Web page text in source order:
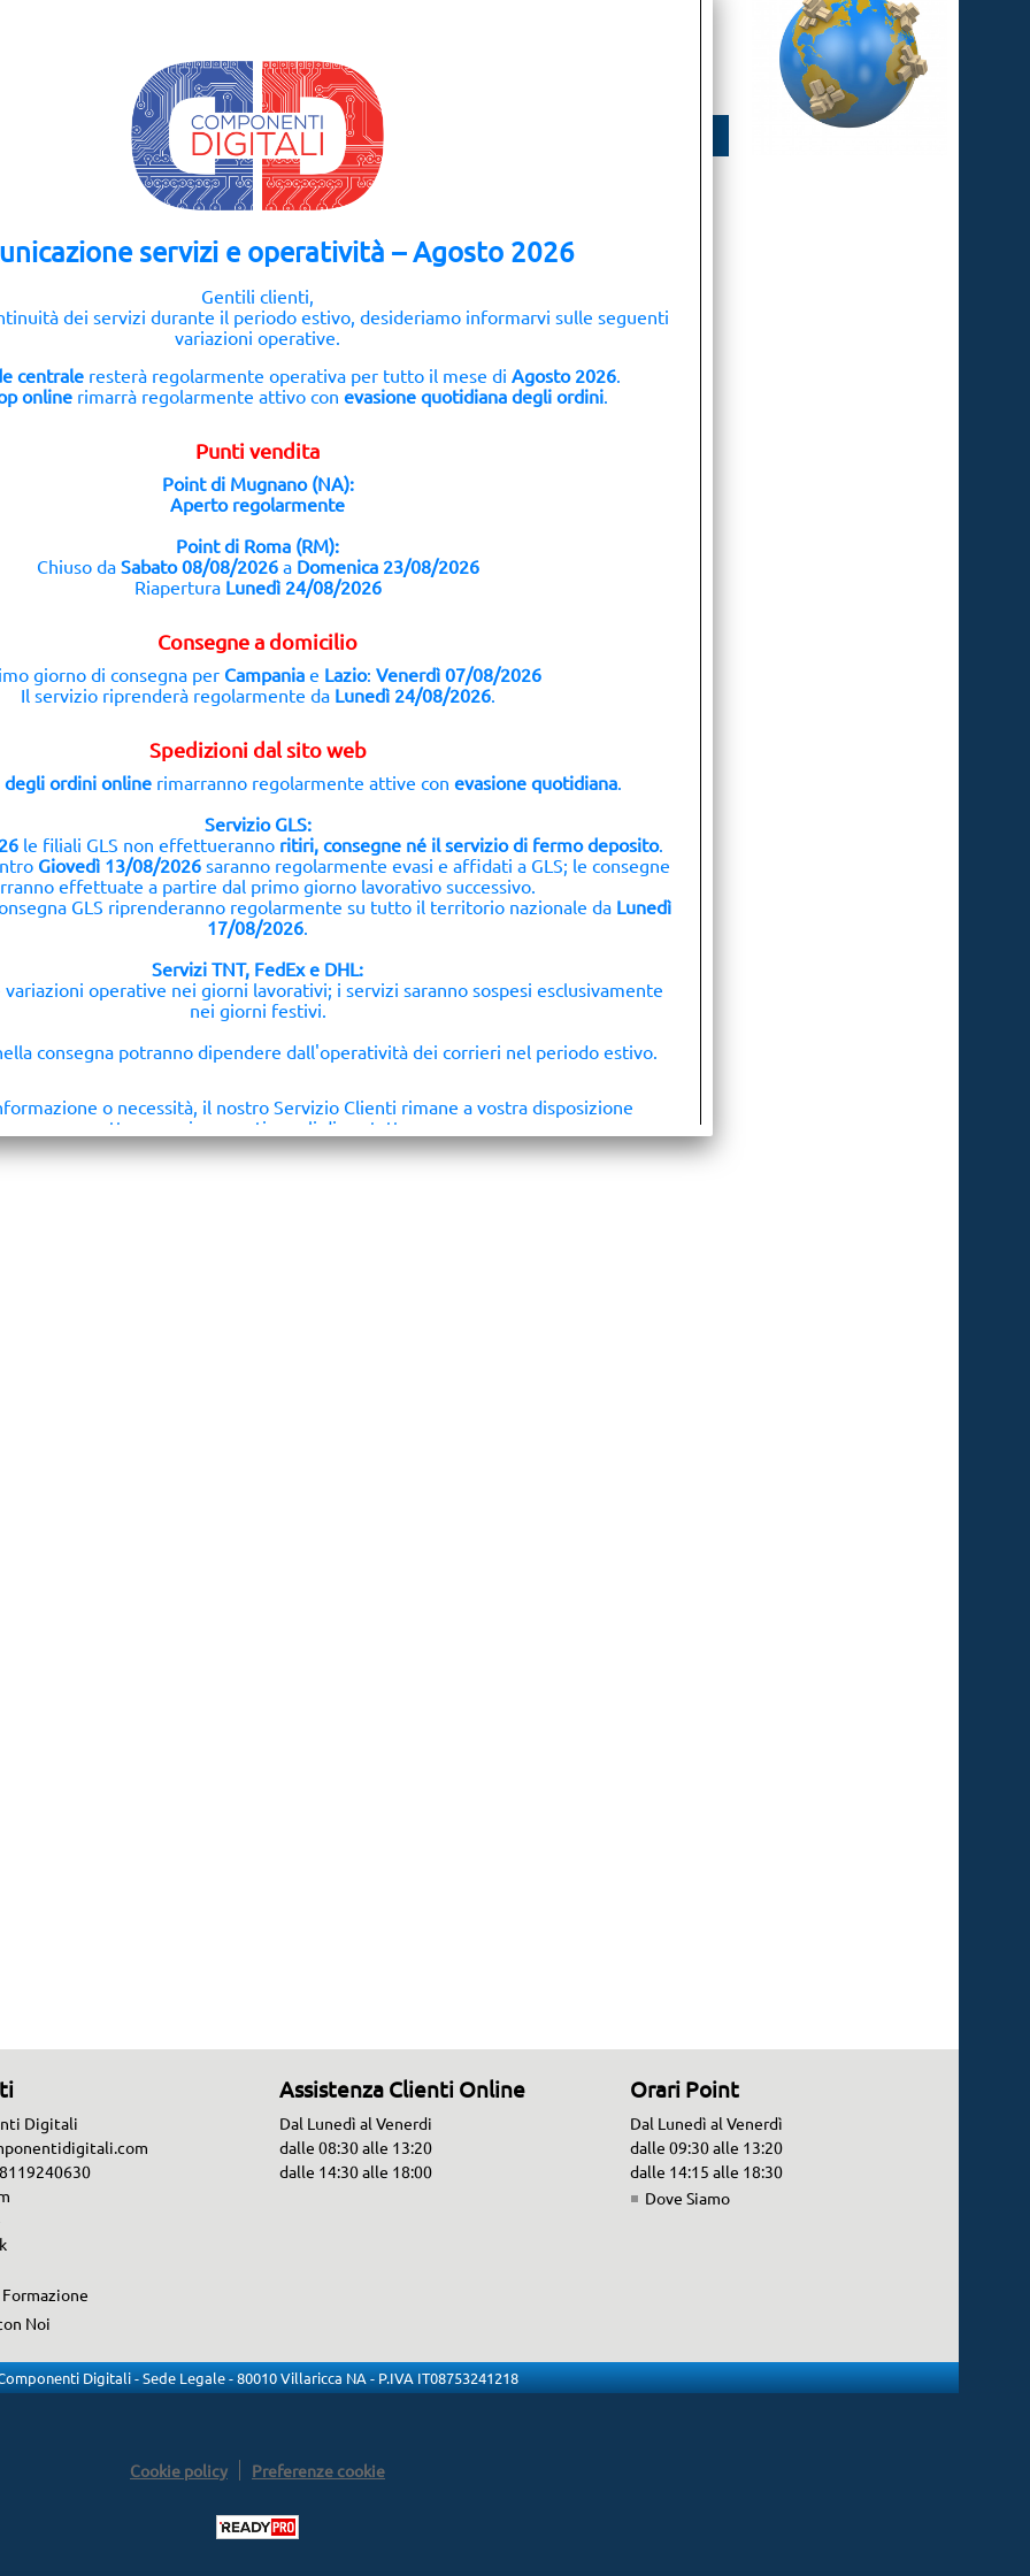
44mm (GPS + Cellular) A2008
40mm (GPS + Cellular) A2007
questo prodotto, hanno scelto anche questi articoli
8
CORONA TASTO LATERALE
PER APPLE WATCH 40MM /
44MM SERIE 4 / 5 / 6 (GPS)
IVA inclusa
Digitali
Noi
Assistenza Clienti Online
Dal Lunedì al Venerdi
dalle 08:30 alle 13:20
dalle 14:30 alle 18:00
Orari Point
Dal Lunedì al Venerdì
dalle 09:30 alle 13:20
dalle 14:15 alle 18:30
Dove Siamo
Digitali - Sede Legale - 80010 Villaricca NA - P.IVA IT08753241218
Cookie policy Preferenze cookie
servizi e operatività – Agosto 2026
Gentili clienti,
dei servizi durante il periodo estivo, desideriamo informarvi sulle seguenti
variazioni operative.
centrale resterà regolarmente operativa per tutto il mese di Agosto 2026.
online rimarrà regolarmente attivo con evasione quotidiana degli ordini.
Punti vendita
Point di Mugnano (NA):
Aperto regolarmente
Point di Roma (RM):
Chiuso da Sabato 08/08/2026a Domenica 23/08/2026
Riapertura Lunedì 24/08/2026
Consegne a domicilio
giorno di consegna per Campania e Lazio: Venerdì 07/08/2026
Il servizio riprenderà regolarmente da Lunedì 24/08/2026.
Spedizioni dal sito web
degli ordini online rimarranno regolarmente attive con evasione quotidiana.
Servizio GLS:
le filiali GLS non effettueranno ritiri, consegne né il servizio di fermo deposito.
Giovedì 13/08/2026 saranno regolarmente evasi e affidati a GLS; le consegne
effettuate a partire dal primo giorno lavorativo successivo.
GLS riprenderanno regolarmente su tutto il territorio nazionale da Lunedì
17/08/2026.
Servizi TNT, FedEx e DHL:
operative nei giorni lavorativi; i servizi saranno sospesi esclusivamente
nei giorni festivi.
consegna potranno dipendere dall'operatività dei corrieri nel periodo estivo.
o necessità, il nostro Servizio Clienti rimane a vostra disposizione
attraverso i consueti canali di contatto.
Grazie per la fiducia e…buone vacanze!